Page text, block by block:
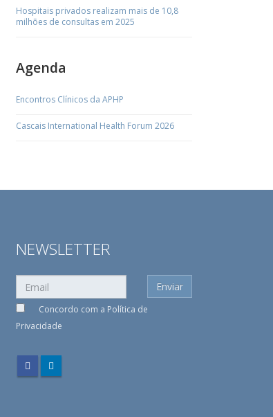
Hospitais privados realizam mais de 10,8
milhões de consultas em 2025
Agenda
Encontros Clínicos da APHP
Cascais International Health Forum 2026
NEWSLETTER
Concordo com a Política de
Privacidade